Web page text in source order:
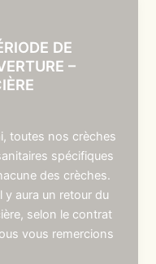
DE
–
toutes nos crèches
spécifiques
des crèches.
y aura un retour du
selon le contrat
vous remercions